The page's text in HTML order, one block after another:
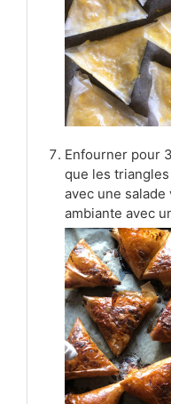
Enfourner pour
que les
avec une
ambiante avec